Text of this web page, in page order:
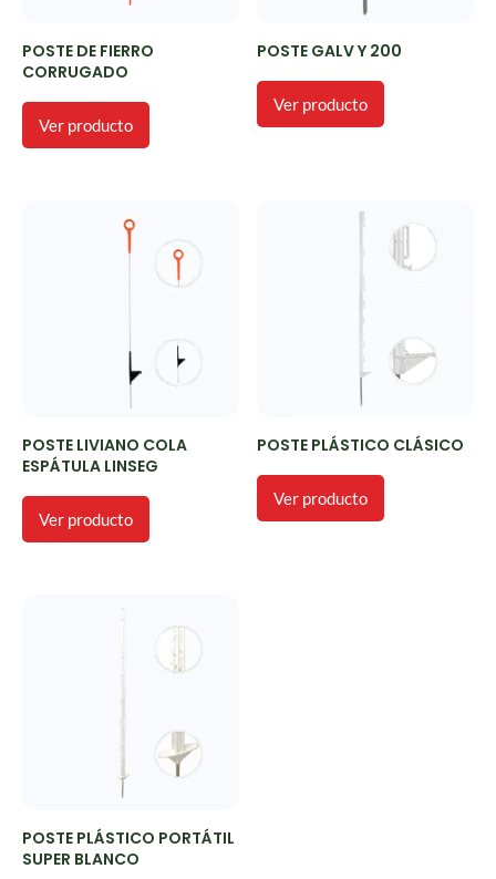
POSTE DE FIERRO
CORRUGADO
Ver producto
POSTE GALV Y 200
Ver producto
POSTE LIVIANO COLA
ESPÁTULA LINSEG
Ver producto
POSTE PLÁSTICO CLÁSICO
Ver producto
POSTE PLÁSTICO PORTÁTIL
SUPER BLANCO